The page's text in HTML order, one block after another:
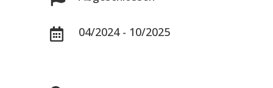
 04/2024 - 10/2025